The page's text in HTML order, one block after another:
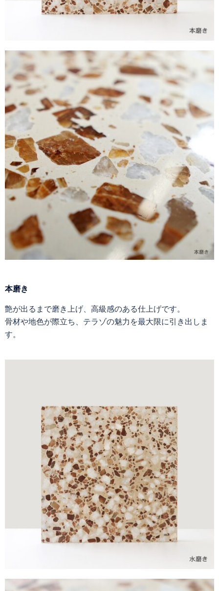
本磨き
艶が出るまで磨き上げ、高級感のある仕上げです。
骨材や地色が際立ち、テラゾの魅力を最大限に引き出しま
す。